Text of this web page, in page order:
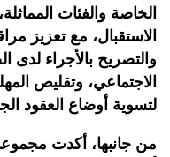
الخاصة والفئات
الاستقبال، مع تعزيز
والتصريح بالأجراء
الاجتماعي، وتقليص
لتسوية أوضاع العقود
من جانبها، أكدت